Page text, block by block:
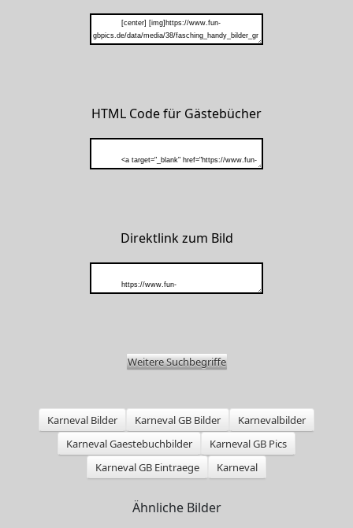
HTML Code für Gästebücher
Direktlink zum Bild
Weitere Suchbegriffe
Karneval Bilder Karneval GB Bilder
Karnevalbilder
Karneval Gaestebuchbilder
Karneval GB Pics
Karneval GB Eintraege
Karneval
Ähnliche Bilder